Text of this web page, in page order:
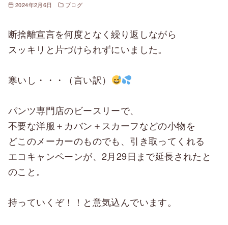
2024年2月6日 ブログ
断捨離宣言を何度となく繰り返しながら
スッキリと片づけられずにいました。
寒いし・・・（言い訳）
パンツ専門店のビースリーで、
不要な洋服＋カバン＋スカーフなどの小物を
どこのメーカーのものでも、引き取ってくれる
エコキャンペーンが、2月29日まで延長されたと
のこと。
持っていくぞ！！と意気込んでいます。